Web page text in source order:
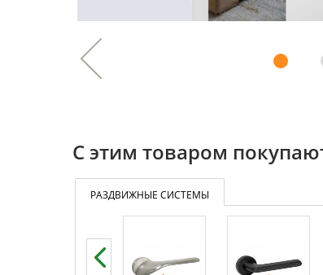
Previous
С этим товаром
РАЗДВИЖНЫЕ СИСТЕМЫ